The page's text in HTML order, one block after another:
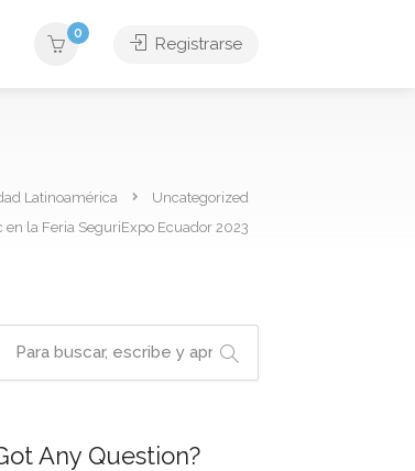
0
Registrarse
Latinoamérica
Uncategorized
la Feria SeguriExpo Ecuador 2023
Any Question?